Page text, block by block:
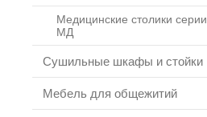
Медицинские столики серии
МД
Сушильные шкафы и стойки
Мебель для общежитий